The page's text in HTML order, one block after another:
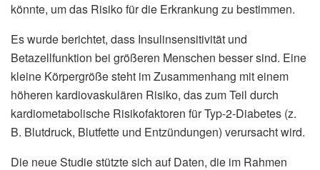
könnte, um das Risiko für die Erkrankung zu bestimmen.
Es wurde berichtet, dass Insulinsensitivität und
Betazellfunktion bei größeren Menschen besser sind. Eine
kleine Körpergröße steht im Zusammenhang mit einem
höheren kardiovaskulären Risiko, das zum Teil durch
kardiometabolische Risikofaktoren für Typ-2-Diabetes (z.
B. Blutdruck, Blutfette und Entzündungen) verursacht wird.
Die neue Studie stützte sich auf Daten, die im Rahmen